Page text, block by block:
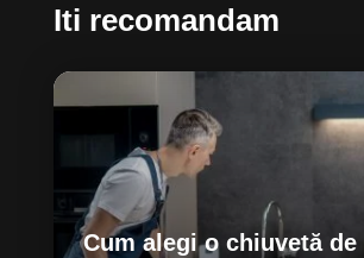
Iti recomandam
Cum alegi o chiuvetă de